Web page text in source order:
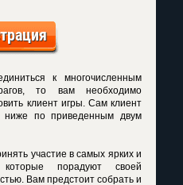
к многочисленным
то вам необходимо
клиент игры. Сам клиент
ниже по приведенным двум
участие в самых ярких и
порадуют своей
Вам предстоит собрать и